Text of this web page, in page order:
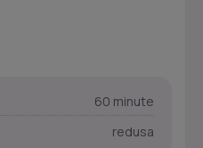
60 minute
redusa